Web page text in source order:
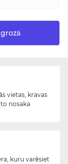
vietas, kravas
nosaka
kuru varēsiet